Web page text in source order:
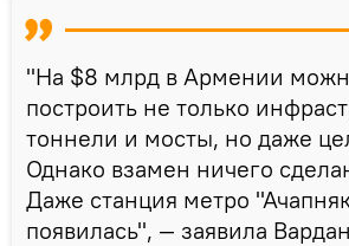
"На $8 млрд в Армении
построить не только
тоннели и мосты, но даже
Однако взамен ничего
Даже станция метро
появилась", — заявила